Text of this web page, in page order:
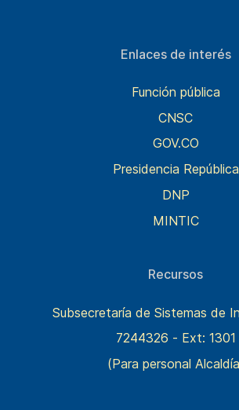
Enlaces de interés
Función pública
CNSC
GOV.CO
Presidencia República
DNP
MINTIC
Recursos
Subsecretaría de Sistemas de
7244326 - Ext: 1301
(Para personal